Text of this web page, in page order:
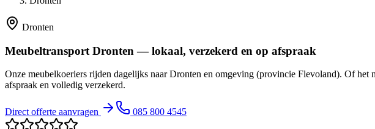
Dronten
Meubeltransport Dronten — lokaal, verzekerd en op afspraak
Onze meubelkoeriers rijden dagelijks naar Dronten en omgeving (provincie Flevoland). Of
afspraak en volledig verzekerd.
Direct offerte aanvragen 085 800 4545